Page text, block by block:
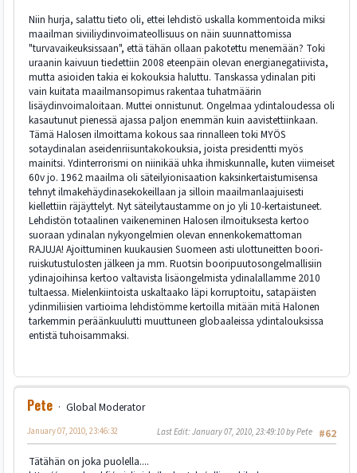
Niin hurja, salattu tieto oli, ettei lehdistö uskalla kommentoida miksi
maailman siviiliydinvoimateollisuus on näin suunnattomissa
"turvavaikeuksissaan", että tähän ollaan pakotettu menemään? Toki
uraanin kaivuun tiedettiin 2008 eteenpäin olevan energianegatiivista,
mutta asioiden takia ei kokouksia haluttu. Tanskassa ydinalan piti
vain kuitata maailmansopimus rakentaa tuhatmäärin
lisäydinvoimaloitaan. Muttei onnistunut. Ongelmaa ydintaloudessa oli
kasautunut pienessä ajassa paljon enemmän kuin aavistettiinkaan.
Tämä Halosen ilmoittama kokous saa rinnalleen toki MYÖS
sotaydinalan aseidenriisuntakokouksia, joista presidentti myös
mainitsi. Ydinterrorismi on niinikää uhka ihmiskunnalle, kuten viimeiset
60v jo. 1962 maailma oli säteilyionisaation kaksinkertaistumisensa
tehnyt ilmakehäydinasekokeillaan ja silloin maailmanlaajuisesti
kiellettiin räjäyttelyt. Nyt säteilytaustamme on jo yli 10-kertaistuneet.
Lehdistön totaalinen vaikeneminen Halosen ilmoituksesta kertoo
suoraan ydinalan nykyongelmien olevan ennenkokemattoman
RAJUJA! Ajoittuminen kuukausien Suomeen asti ulottuneitten boori-
ruiskutustulosten jälkeen ja mm. Ruotsin booripuutosongelmallisiin
ydinajoihinsa kertoo valtavista lisäongelmista ydinalallamme 2010
tultaessa. Mielenkiintoista uskaltaako läpi korruptoitu, satapäisten
ydinmiliisien vartioima lehdistömme kertoilla mitään mitä Halonen
tarkemmin peräänkuulutti muuttuneen globaaleissa ydintalouksissa
entistä tuhoisammaksi.
Pete
Global Moderator
#62
January 07, 2010, 23:46:32 Last Edit: January 07, 2010, 23:49:10 by Pete
Tätähän on joka puolella....